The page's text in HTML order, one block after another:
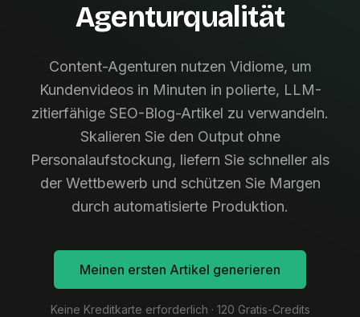
Agenturqualität
Content-Agenturen nutzen Vidiome, um
Kundenvideos in Minuten in polierte, LLM-
zitierfähige SEO-Blog-Artikel zu verwandeln.
Skalieren Sie den Output ohne
Personalaufstockung, liefern Sie schneller als
der Wettbewerb und schützen Sie Margen
durch automatisierte Produktion.
Meinen ersten Artikel generieren
Keine Kreditkarte erforderlich · 120 Gratis-Credits